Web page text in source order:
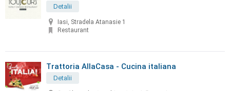
Detalii
Iasi, Stradela Atanasie 1
Restaurant
Trattoria AllaCasa - Cucina italiana
Detalii